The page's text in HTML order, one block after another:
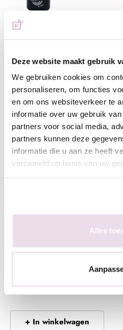
Deze website maakt gebruik
We gebruiken cookies om
personaliseren, om functies
en om ons websiteverkeer te
informatie over uw gebruik
partners voor social media,
partners kunnen deze
informatie die u aan ze heeft
verzameld op basis van uw
Alles
Urban Nails Builder in a
Vanaf € 9,99
+ In winkelwagen
(€ 12,09 incl. btw)
Urban Nails Structure
Gel| 8 gram | Professor
€ 9,99
+ In winkelwagen